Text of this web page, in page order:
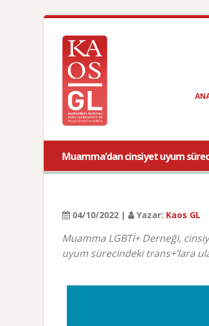
Muamma’dan cinsiyet uyum
04/10/2022 | Yazar: Kaos GL
Muamma LGBTİ+ Derneği,
uyum sürecindeki trans+’lara